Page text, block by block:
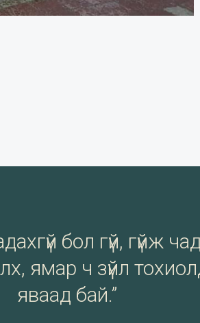
бол гүй, гүйж
ямар ч зүйл
яваад бай.”